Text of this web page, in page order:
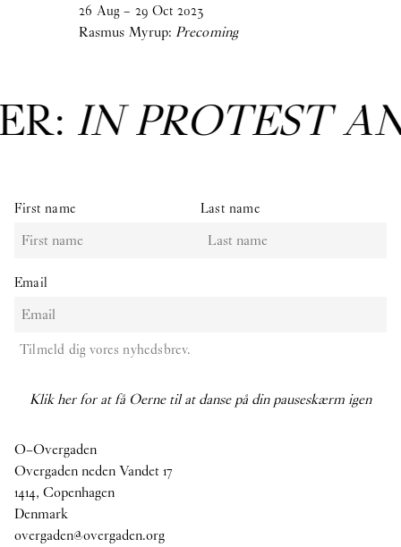
26 Aug – 29 Oct 2023
Rasmus Myrup:Precoming
IN PROTEST
First name Last name
Email
Tilmeld dig vores nyhedsbrev.
Klik her for at få Oerne til at danse på din pauseskærm igen
O–Overgaden
Overgaden neden Vandet 17
1414, Copenhagen
Denmark
overgaden@overgaden.org